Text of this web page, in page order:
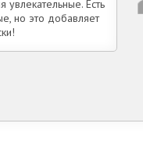
Есть
но это добавляет